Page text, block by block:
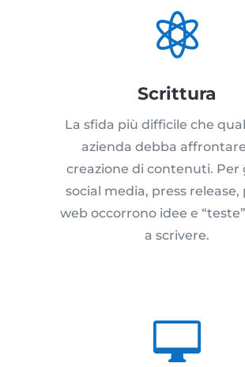

Scrittura
La sfida più difficile che
azienda debba
creazione di contenuti. Per
social media, press release,
web occorrono idee e
a scrivere.
